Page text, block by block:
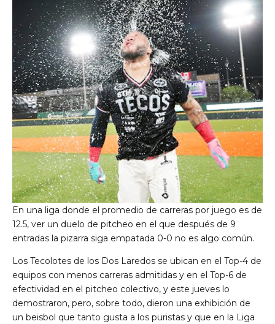
En una liga donde el promedio de carreras por juego es de
12.5, ver un duelo de pitcheo en el que después de 9
entradas la pizarra siga empatada 0-0 no es algo común.
Los Tecolotes de los Dos Laredos se ubican en el Top-4 de
equipos con menos carreras admitidas y en el Top-6 de
efectividad en el pitcheo colectivo, y este jueves lo
demostraron, pero, sobre todo, dieron una exhibición de
un beisbol que tanto gusta a los puristas y que en la Liga